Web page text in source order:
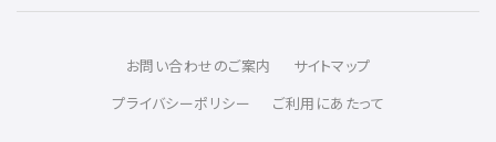
お問い合わせのご案内
サイトマップ
プライバシーポリシー
ご利用にあたって